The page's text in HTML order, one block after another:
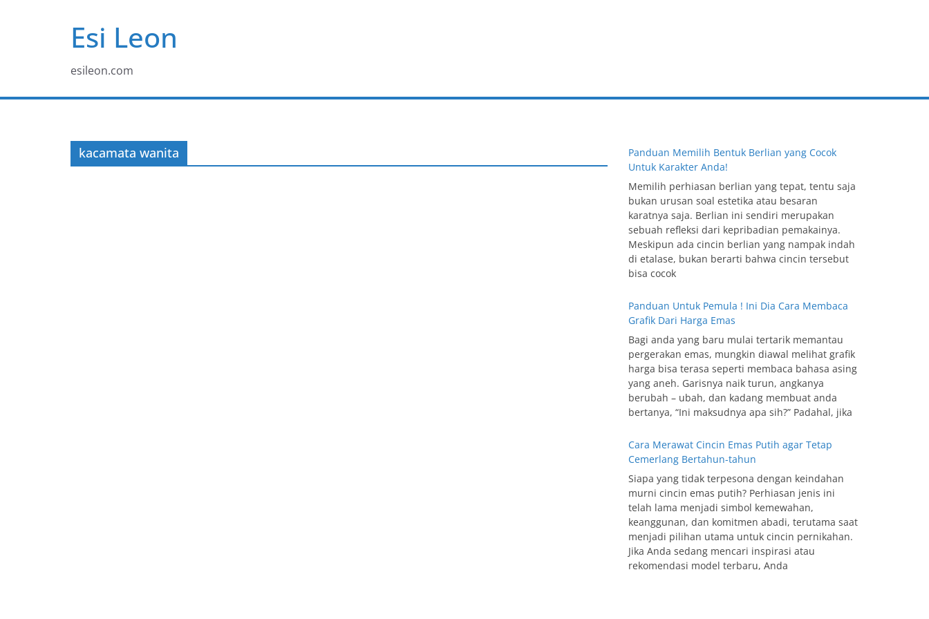
Esi Leon
esileon.com
kacamata wanita
Panduan Memilih Bentuk Berlian yang Cocok
Untuk Karakter Anda!
Memilih perhiasan berlian yang tepat, tentu saja
bukan urusan soal estetika atau besaran
karatnya saja. Berlian ini sendiri merupakan
sebuah refleksi dari kepribadian pemakainya.
Meskipun ada cincin berlian yang nampak indah
di etalase, bukan berarti bahwa cincin tersebut
bisa cocok
Panduan Untuk Pemula ! Ini Dia Cara Membaca
Grafik Dari Harga Emas
Bagi anda yang baru mulai tertarik memantau
pergerakan emas, mungkin diawal melihat grafik
harga bisa terasa seperti membaca bahasa asing
yang aneh. Garisnya naik turun, angkanya
berubah – ubah, dan kadang membuat anda
bertanya, “Ini maksudnya apa sih?” Padahal, jika
Cara Merawat Cincin Emas Putih agar Tetap
Cemerlang Bertahun-tahun
Siapa yang tidak terpesona dengan keindahan
murni cincin emas putih? Perhiasan jenis ini
telah lama menjadi simbol kemewahan,
keanggunan, dan komitmen abadi, terutama saat
menjadi pilihan utama untuk cincin pernikahan.
Jika Anda sedang mencari inspirasi atau
rekomendasi model terbaru, Anda